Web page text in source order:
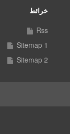
خرائط
Rss
Sitemap 1
Sitemap 2